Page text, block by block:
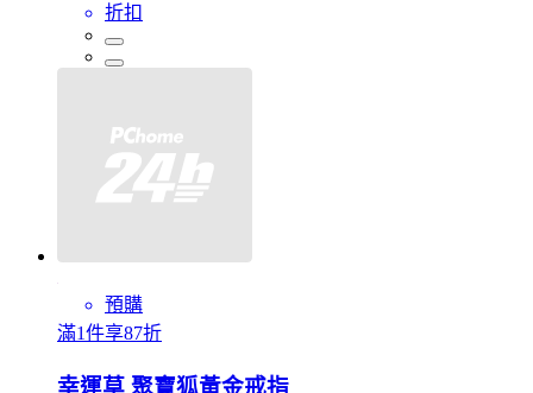
折扣
預購
滿1件享87折
幸運草 聚寶狐黃金戒指